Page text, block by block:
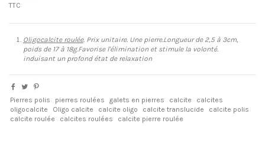
TTC
Oligocalcite roulée. Prix unitaire. Une pierre.Longueur de 2,5 à 3cm,
poids de 17 à 18g.Favorise l'élimination et stimule la volonté.
induisant un profond état de relaxation
Pierres polis pierres roulées galets en pierres calcite
calcites
oligocalcite
Oligo calcite calcite oligo calcite translucide
calcite polis
calcite roulée
calcites roulées calcite pierre roulée